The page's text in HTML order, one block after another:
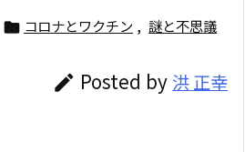
 コロナとワクチン , 謎と不思議
 Posted by 洪 正幸